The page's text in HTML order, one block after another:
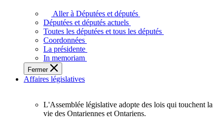
députés
vous
représentent
sein
de
l'Assemblée
législative
l'Ontario.
Aller à Députées et députés
Députées et députés actuels
Toutes les députées et tous les députés
Coordonnées
La présidente
In memoriam
Fermer
Affaires législatives
L'Assemblée
L'Assemblée législative adopte des lois qui touchent la
vie des Ontariennes et Ontariens.